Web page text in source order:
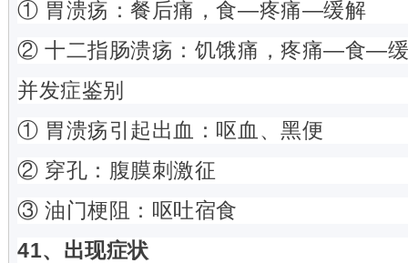
① 胃溃疡：餐后痛，食—疼痛—缓解
② 十二指肠溃疡：饥饿痛，疼痛—食—
并发症鉴别
① 胃溃疡引起出血：呕血、黑便
② 穿孔：腹膜刺激征
③ 油门梗阻：呕吐宿食
41、出现症状